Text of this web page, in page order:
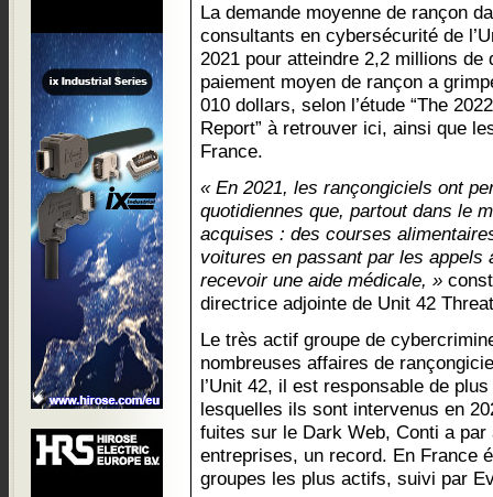
La demande moyenne de rançon
consultants en cybersécurité de
2021 pour atteindre 2,2 millions
paiement moyen de rançon a
010 dollars, selon l’étude “The
Report” à retrouver ici, ainsi que
France.
« En 2021, les rançongiciels ont
quotidiennes que, partout dans le
acquises : des courses
voitures en passant par les appels
recevoir une aide médicale, »
directrice adjointe de Unit 42
Le très actif groupe de
nombreuses affaires de
l’Unit 42, il est responsable de
lesquelles ils sont intervenus en
fuites sur le Dark Web, Conti a
entreprises, un record. En France
groupes les plus actifs, suivi par